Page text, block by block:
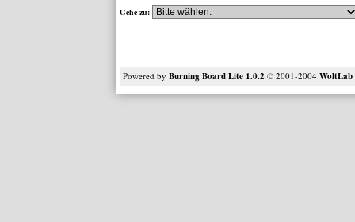
Gehe zu:
Powered by Burning Board Lite 1.0.2 © 2001-2004 WoltLab